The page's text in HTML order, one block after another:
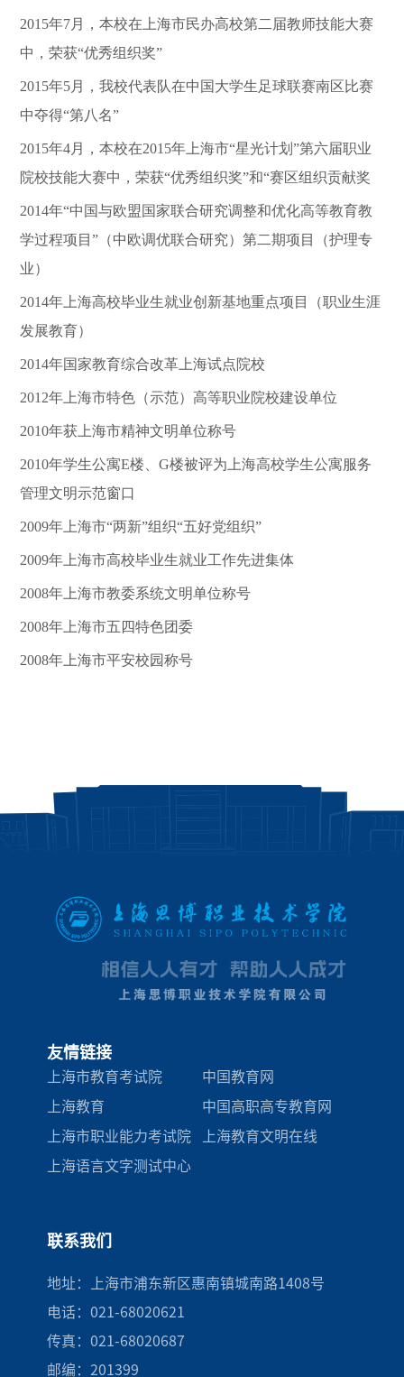
2015年7月，本校在上海市民办高校第二届教师技能大赛
中，荣获“优秀组织奖”
2015年5月，我校代表队在中国大学生足球联赛南区比赛
中夺得“第八名”
2015年4月，本校在2015年上海市“星光计划”第六届职业
院校技能大赛中，荣获“优秀组织奖”和“赛区组织贡献奖
2014年“中国与欧盟国家联合研究调整和优化高等教育教
学过程项目”（中欧调优联合研究）第二期项目（护理专
业）
2014年上海高校毕业生就业创新基地重点项目（职业生涯
发展教育）
2014年国家教育综合改革上海试点院校
2012年上海市特色（示范）高等职业院校建设单位
2010年获上海市精神文明单位称号
2010年学生公寓E楼、G楼被评为上海高校学生公寓服务
管理文明示范窗口
2009年上海市“两新”组织“五好党组织”
2009年上海市高校毕业生就业工作先进集体
2008年上海市教委系统文明单位称号
2008年上海市五四特色团委
2008年上海市平安校园称号
友情链接
上海市教育考试院 中国教育网
上海教育 中国高职高专教育网
上海市职业能力考试院 上海教育文明在线
上海语言文字测试中心
联系我们
地址：上海市浦东新区惠南镇城南路1408号
电话：021-68020621
传真：021-68020687
邮编：201399